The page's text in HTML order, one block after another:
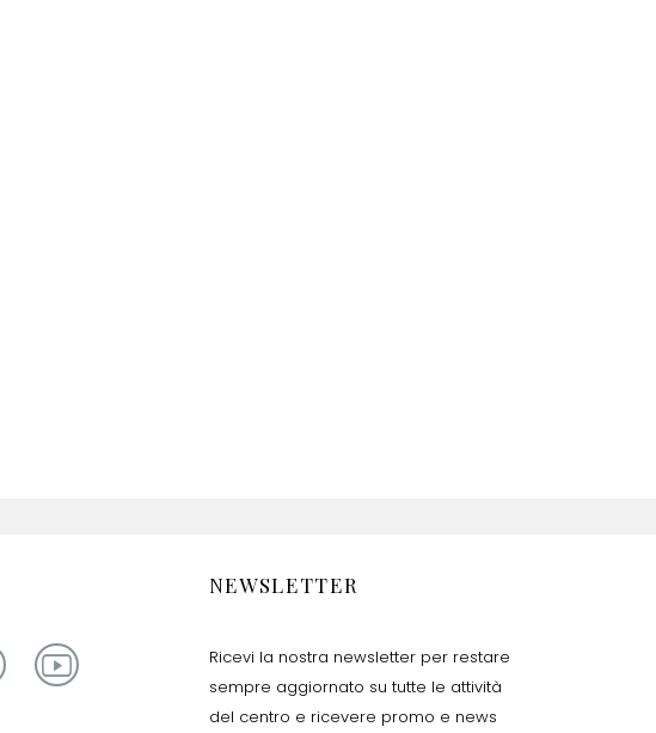
NEWSLETTER
Ricevi la nostra newsletter per restare
sempre aggiornato su tutte le attività
del centro e ricevere promo e news